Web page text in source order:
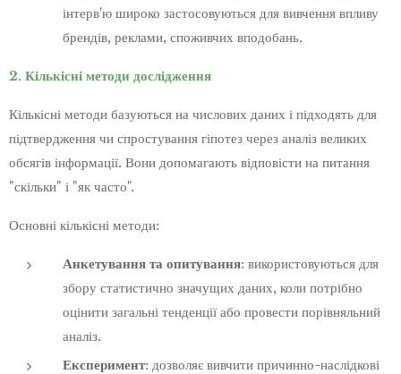
інтерв'ю широко застосовуються для вивчення впливу
брендів, реклами, споживчих вподобань.
2. Кількісні методи дослідження
Кількісні методи базуються на числових даних і підходять для
підтвердження чи спростування гіпотез через аналіз великих
обсягів інформації. Вони допомагають відповісти на питання
"скільки" і "як часто".
Основні кількісні методи:
Анкетування та опитування: використовуються для
збору статистично значущих даних, коли потрібно
оцінити загальні тенденції або провести порівняльний
аналіз.
Експеримент: дозволяє вивчити причинно-наслідкові